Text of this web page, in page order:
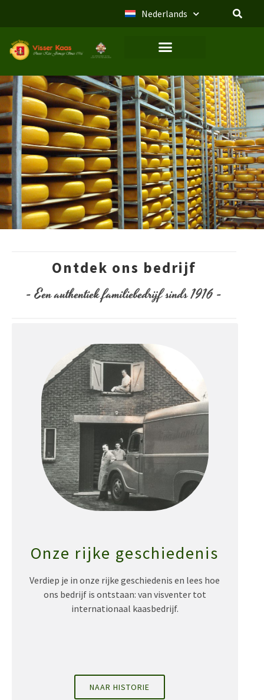
Nederlands
Ontdek ons bedrijf
- Een authentiek familiebedrijf sinds 1916 -
Onze rijke geschiedenis
Verdiep je in onze rijke geschiedenis en lees hoe
ons bedrijf is ontstaan: van visventer tot
internationaal kaasbedrijf.
NAAR HISTORIE